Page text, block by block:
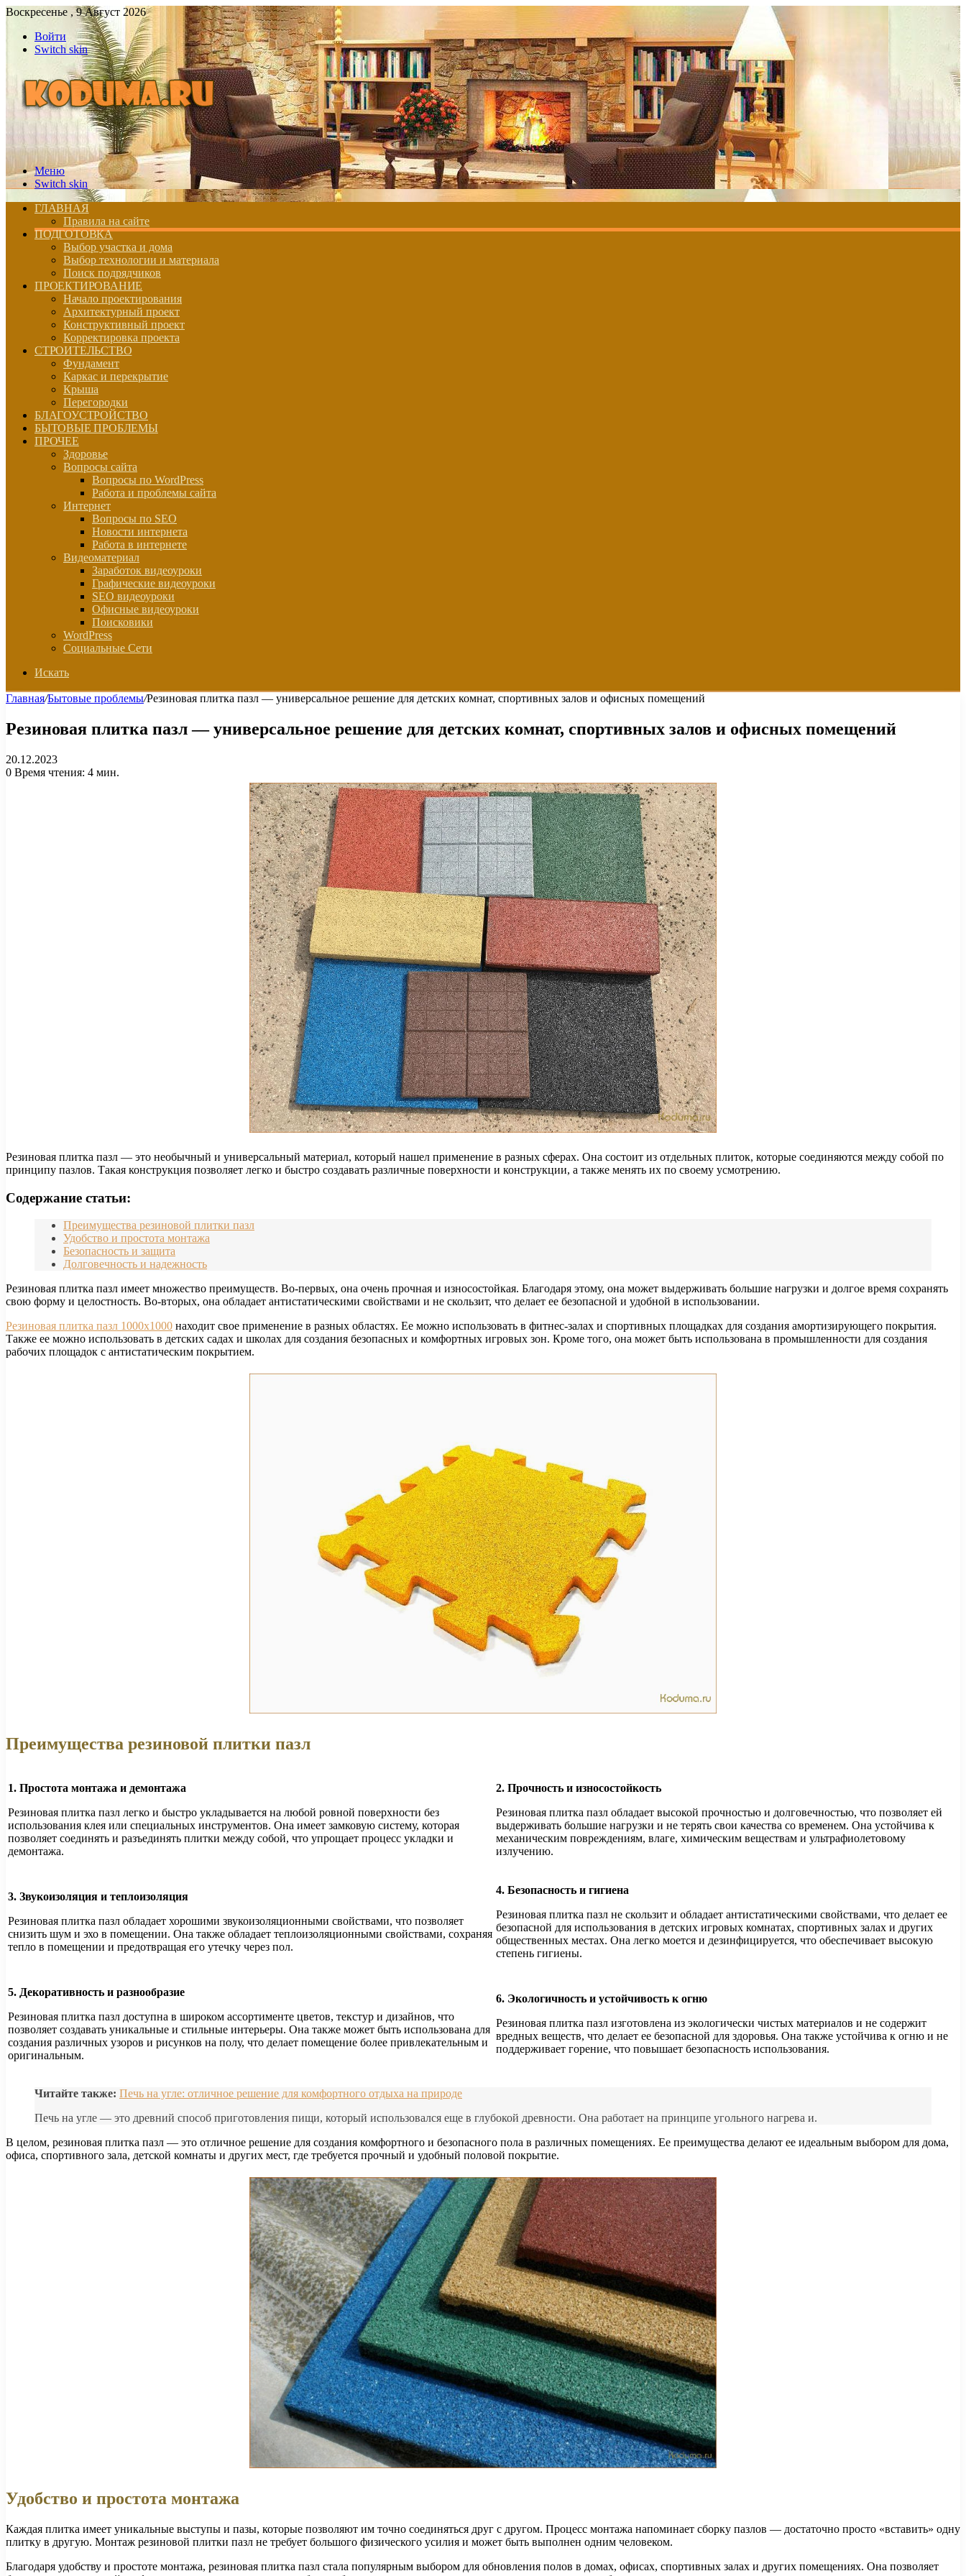
Воскресенье , 9 Август 2026
Войти
Switch skin
Меню
Switch skin
ГЛАВНАЯ
Правила на сайте
ПОДГОТОВКА
Выбор участка и дома
Выбор технологии и материала
Поиск подрядчиков
ПРОЕКТИРОВАНИЕ
Начало проектирования
Архитектурный проект
Конструктивный проект
Корректировка проекта
СТРОИТЕЛЬСТВО
Фундамент
Каркас и перекрытие
Крыша
Перегородки
БЛАГОУСТРОЙСТВО
БЫТОВЫЕ ПРОБЛЕМЫ
ПРОЧЕЕ
Здоровье
Вопросы сайта
Вопросы по WordPress
Работа и проблемы сайта
Интернет
Вопросы по SEO
Новости интернета
Работа в интернете
Видеоматериал
Заработок видеоуроки
Графические видеоуроки
SEO видеоуроки
Офисные видеоуроки
Поисковики
WordPress
Социальные Сети
Искать
Главная/Бытовые проблемы/Резиновая плитка пазл — универсальное решение для детских комнат, спортивных залов и офисных помещений
Резиновая плитка пазл — универсальное решение для детских комнат, спортивных залов и офисных помещений
20.12.2023
0 Время чтения: 4 мин.
Резиновая плитка пазл — это необычный и универсальный материал, который нашел применение в разных сферах. Она состоит из отдельных плиток, которые соединяются между собой по
принципу пазлов. Такая конструкция позволяет легко и быстро создавать различные поверхности и конструкции, а также менять их по своему усмотрению.
Содержание статьи:
Преимущества резиновой плитки пазл
Удобство и простота монтажа
Безопасность и защита
Долговечность и надежность
Резиновая плитка пазл имеет множество преимуществ. Во-первых, она очень прочная и износостойкая. Благодаря этому, она может выдерживать большие нагрузки и долгое время сохранять
свою форму и целостность. Во-вторых, она обладает антистатическими свойствами и не скользит, что делает ее безопасной и удобной в использовании.
Резиновая плитка пазл 1000х1000 находит свое применение в разных областях. Ее можно использовать в фитнес-залах и спортивных площадках для создания амортизирующего покрытия.
Также ее можно использовать в детских садах и школах для создания безопасных и комфортных игровых зон. Кроме того, она может быть использована в промышленности для создания
рабочих площадок с антистатическим покрытием.
Преимущества резиновой плитки пазл
1. Простота монтажа и демонтажа
Резиновая плитка пазл легко и быстро укладывается на любой ровной поверхности без
использования клея или специальных инструментов. Она имеет замковую систему, которая
позволяет соединять и разъединять плитки между собой, что упрощает процесс укладки и
демонтажа.
2. Прочность и износостойкость
Резиновая плитка пазл обладает высокой прочностью и долговечностью, что позволяет ей
выдерживать большие нагрузки и не терять свои качества со временем. Она устойчива к
механическим повреждениям, влаге, химическим веществам и ультрафиолетовому
излучению.
3. Звукоизоляция и теплоизоляция
Резиновая плитка пазл обладает хорошими звукоизоляционными свойствами, что позволяет
снизить шум и эхо в помещении. Она также обладает теплоизоляционными свойствами, сохраняя
тепло в помещении и предотвращая его утечку через пол.
4. Безопасность и гигиена
Резиновая плитка пазл не скользит и обладает антистатическими свойствами, что делает ее
безопасной для использования в детских игровых комнатах, спортивных залах и других
общественных местах. Она легко моется и дезинфицируется, что обеспечивает высокую
степень гигиены.
5. Декоративность и разнообразие
Резиновая плитка пазл доступна в широком ассортименте цветов, текстур и дизайнов, что
позволяет создавать уникальные и стильные интерьеры. Она также может быть использована для
создания различных узоров и рисунков на полу, что делает помещение более привлекательным и
оригинальным.
6. Экологичность и устойчивость к огню
Резиновая плитка пазл изготовлена из экологически чистых материалов и не содержит
вредных веществ, что делает ее безопасной для здоровья. Она также устойчива к огню и не
поддерживает горение, что повышает безопасность использования.
Читайте также: Печь на угле: отличное решение для комфортного отдыха на природе
Печь на угле — это древний способ приготовления пищи, который использовался еще в глубокой древности. Она работает на принципе угольного нагрева и.
В целом, резиновая плитка пазл — это отличное решение для создания комфортного и безопасного пола в различных помещениях. Ее преимущества делают ее идеальным выбором для дома,
офиса, спортивного зала, детской комнаты и других мест, где требуется прочный и удобный половой покрытие.
Удобство и простота монтажа
Каждая плитка имеет уникальные выступы и пазы, которые позволяют им точно соединяться друг с другом. Процесс монтажа напоминает сборку пазлов — достаточно просто «вставить» одну
плитку в другую. Монтаж резиновой плитки пазл не требует большого физического усилия и может быть выполнен одним человеком.
Благодаря удобству и простоте монтажа, резиновая плитка пазл стала популярным выбором для обновления полов в домах, офисах, спортивных залах и других помещениях. Она позволяет